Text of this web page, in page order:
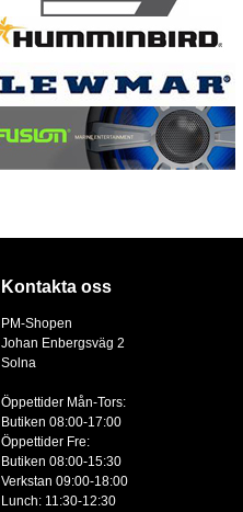
Kontakta oss
PM-Shopen
Johan Enbergsväg 2
Solna
Öppettider Mån-Tors:
Butiken 08:00-17:00
Öppettider Fre:
Butiken 08:00-15:30
Verkstan 09:00-18:00
Lunch: 11:30-12:30